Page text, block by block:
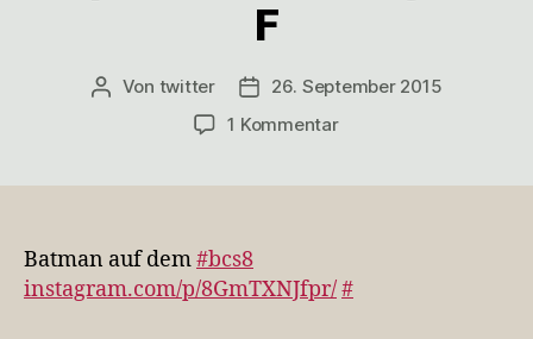
F
Beitragsautor
Von twitter Veröffentlichungsdatum
26. September 2015
1 Kommentarzu
Batman auf dem#bcs8
instagram.com/p/8GmTXNJfpr/#